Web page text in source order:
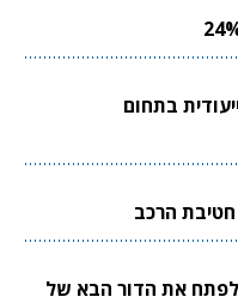
בתחום
הרכב
לפתח את הדור הבא של